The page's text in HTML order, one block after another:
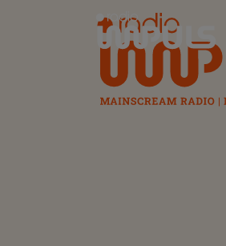
Radio Impuls